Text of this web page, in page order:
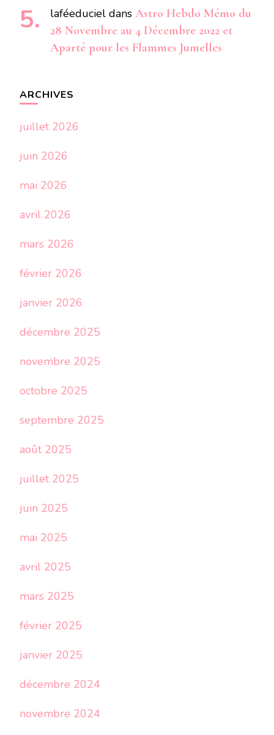
laféeduciel dans Astro Hebdo Mémo du
28 Novembre au 4 Décembre 2022 et
Aparté pour les Flammes Jumelles
ARCHIVES
juillet 2026
juin 2026
mai 2026
avril 2026
mars 2026
février 2026
janvier 2026
décembre 2025
novembre 2025
octobre 2025
septembre 2025
août 2025
juillet 2025
juin 2025
mai 2025
avril 2025
mars 2025
février 2025
janvier 2025
décembre 2024
novembre 2024